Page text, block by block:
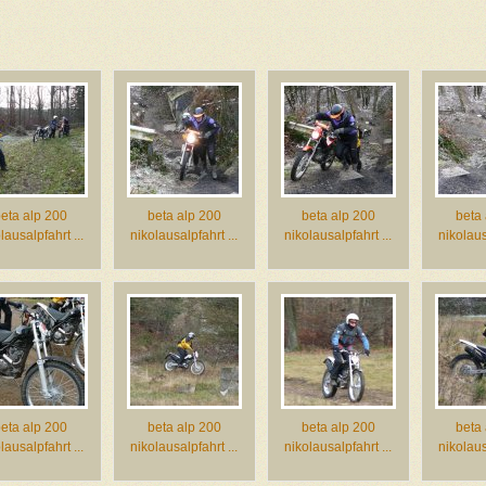
alp 200
...
beta alp 200
nikolausalpfahrt ...
beta alp 200
nikolausalpfahrt ...
beta
alp 200
...
beta alp 200
nikolausalpfahrt ...
beta alp 200
nikolausalpfahrt ...
beta